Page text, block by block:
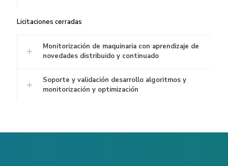
Licitaciones cerradas
Monitorización de maquinaria con aprendizaje de
novedades distribuido y continuado
Soporte y validación desarrollo algoritmos y
monitorización y optimización